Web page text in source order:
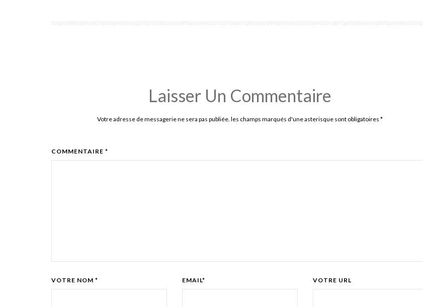
Laisser Un Commentaire
Votre adresse de messagerie ne sera pas publiée. les champs marqués d'une asterisque sont obligatoires *
COMMENTAIRE *
VOTRE NOM * EMAIL* VOTRE URL